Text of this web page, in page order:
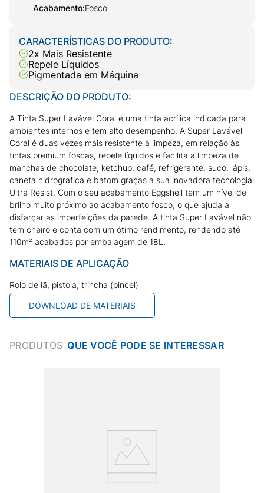
Acabamento:Fosco
CARACTERÍSTICAS DO PRODUTO:
2x Mais Resistente
Repele Líquidos
Pigmentada em Máquina
DESCRIÇÃO DO PRODUTO:
A Tinta Super Lavável Coral é uma tinta acrílica indicada para
ambientes internos e tem alto desempenho. A Super Lavável
Coral é duas vezes mais resistente à limpeza, em relação às
tintas premium foscas, repele líquidos e facilita a limpeza de
manchas de chocolate, ketchup, café, refrigerante, suco, lápis,
caneta hidrográfica e batom graças à sua inovadora tecnologia
Ultra Resist. Com o seu acabamento Eggshell tem um nível de
brilho muito próximo ao acabamento fosco, o que ajuda a
disfarçar as imperfeições da parede. A tinta Super Lavável não
tem cheiro e conta com um ótimo rendimento, rendendo até
110m² acabados por embalagem de 18L.
MATERIAIS DE APLICAÇÃO
Rolo de lã, pistola, trincha (pincel)
DOWNLOAD DE MATERIAIS
PRODUTOS